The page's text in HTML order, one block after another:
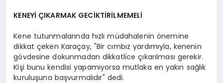
KENEYİ ÇIKARMAK GECİKTİRİLMEMELİ
Kene tutunmalarında hızlı müdahalenin önemine
dikkat çeken Karaçay, "Bir cımbız yardımıyla, kenenin
gövdesine dokunmadan dikkatlice çıkarılması gerekir.
Kişi bunu kendisi yapamıyorsa mutlaka en yakın sağlık
kuruluşuna başvurmalıdır" dedi.